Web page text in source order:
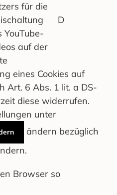
für die
YouTube-
auf der
D
eines Cookies auf
Art. 6 Abs. 1 lit. a DS-
diese widerrufen.
unter
ändern bezüglich
Browser so